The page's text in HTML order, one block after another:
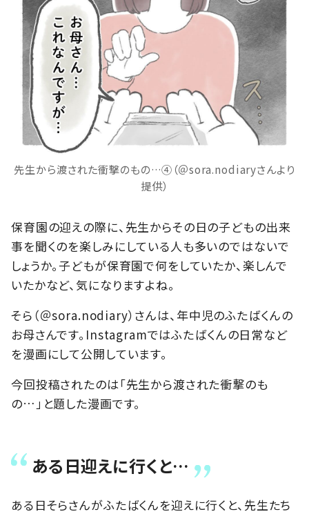
先生から渡された衝撃のもの…④（＠sora.nodiaryさんより
提供）
保育園の迎えの際に、先生からその日の子どもの出来
事を聞くのを楽しみにしている人も多いのではないで
しょうか。子どもが保育園で何をしていたか、楽しんで
いたかなど、気になりますよね。
そら（＠sora.nodiary）さんは、年中児のふたばくんの
お母さんです。Instagramではふたばくんの日常など
を漫画にして公開しています。
今回投稿されたのは「先生から渡された衝撃のも
の…」と題した漫画です。
ある日迎えに行くと…
ある日そらさんがふたばくんを迎えに行くと、先生たち